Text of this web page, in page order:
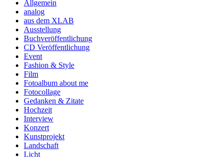
Allgemein
analog
aus dem XLAB
Ausstellung
Buchveröffentlichung
CD Veröffentlichung
Event
Fashion & Style
Film
Fotoalbum about me
Fotocollage
Gedanken & Zitate
Hochzeit
Interview
Konzert
Kunstprojekt
Landschaft
Licht